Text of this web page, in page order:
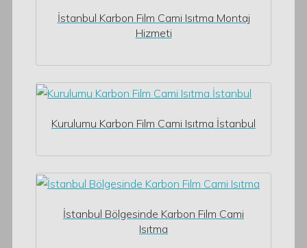
İstanbul Karbon Film Cami Isıtma Montaj
Hizmeti
Kurulumu Karbon Film Cami Isıtma İstanbul
İstanbul Bölgesinde Karbon Film Cami
Isıtma